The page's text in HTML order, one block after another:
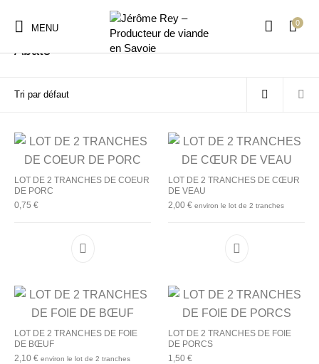
MENU
0
Accueil / Abats
Abats
LOT DE 2 TRANCHES DE COEUR
DE PORC
0,75 €
LOT DE 2 TRANCHES DE CŒUR
DE VEAU
2,00 € environ le lot de 2 tranches
LOT DE 2 TRANCHES DE FOIE
DE BŒUF
2,10 € environ le lot de 2 tranches
LOT DE 2 TRANCHES DE FOIE
DE PORCS
1,50 €